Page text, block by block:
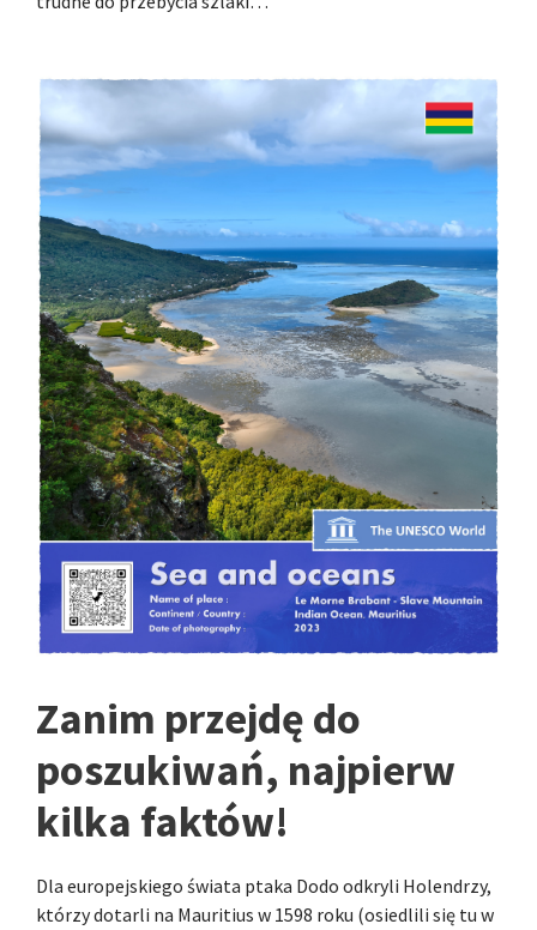
Zanim przejdę do
poszukiwań, najpierw
kilka faktów!
Dla europejskiego świata ptaka Dodo odkryli Holendrzy,
którzy dotarli na Mauritius w 1598 roku (osiedlili się tu w